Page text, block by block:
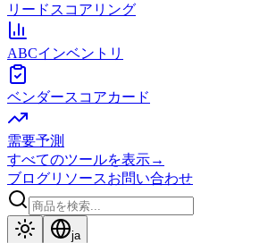
リードスコアリング
ABCインベントリ
ベンダースコアカード
需要予測
すべてのツールを表示→
ブログリソースお問い合わせ
ja